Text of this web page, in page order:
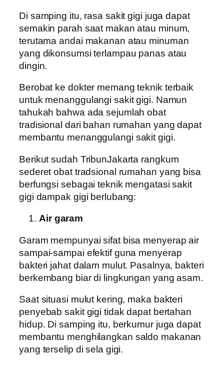
Di samping itu, rasa sakit gigi juga dapat
semakin parah saat makan atau minum,
terutama andai makanan atau minuman
yang dikonsumsi terlampau panas atau
dingin.
Berobat ke dokter memang teknik terbaik
untuk menanggulangi sakit gigi. Namun
tahukah bahwa ada sejumlah obat
tradisional dari bahan rumahan yang dapat
membantu menanggulangi sakit gigi.
Berikut sudah TribunJakarta rangkum
sederet obat tradsional rumahan yang bisa
berfungsi sebagai teknik mengatasi sakit
gigi dampak gigi berlubang:
Air garam
Garam mempunyai sifat bisa menyerap air
sampai-sampai efektif guna menyerap
bakteri jahat dalam mulut. Pasalnya, bakteri
berkembang biar di lingkungan yang asam.
Saat situasi mulut kering, maka bakteri
penyebab sakit gigi tidak dapat bertahan
hidup. Di samping itu, berkumur juga dapat
membantu menghilangkan saldo makanan
yang terselip di sela gigi.